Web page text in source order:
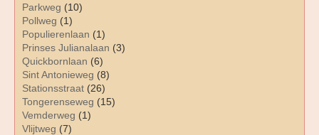
Parkweg (10)
Pollweg (1)
Populierenlaan (1)
Prinses Julianalaan (3)
Quickbornlaan (6)
Sint Antonieweg (8)
Stationsstraat (26)
Tongerenseweg (15)
Vemderweg (1)
Vlijtweg (7)